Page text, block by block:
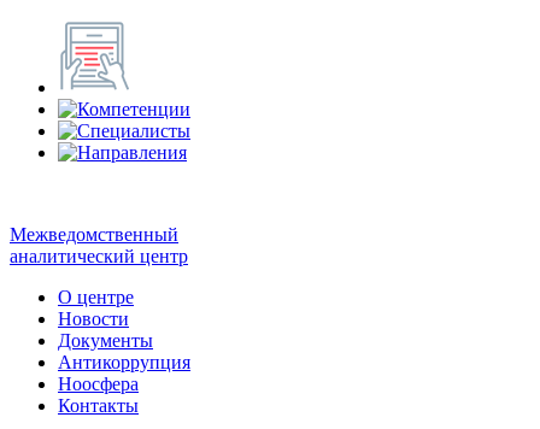
Межведомственный
аналитический центр
О центре
Новости
Документы
Антикоррупция
Ноосфера
Контакты